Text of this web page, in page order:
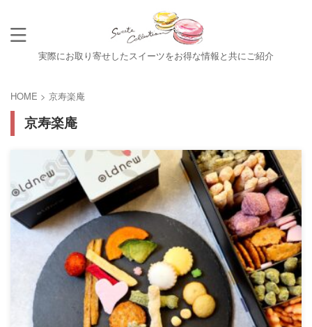
実際にお取り寄せしたスイーツをお得な情報と共にご紹介
HOME > 京寿楽庵
京寿楽庵